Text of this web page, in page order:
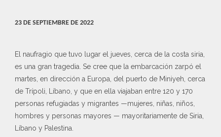
23 DE SEPTIEMBRE DE 2022
El naufragio que tuvo lugar el jueves, cerca de la costa siria,
es una gran tragedia. Se cree que la embarcación zarpó el
martes, en dirección a Europa, del puerto de Miniyeh, cerca
de Trípoli, Líbano, y que en ella viajaban entre 120 y 170
personas refugiadas y migrantes —mujeres, niñas, niños,
hombres y personas mayores — mayoritariamente de Siria,
Líbano y Palestina.